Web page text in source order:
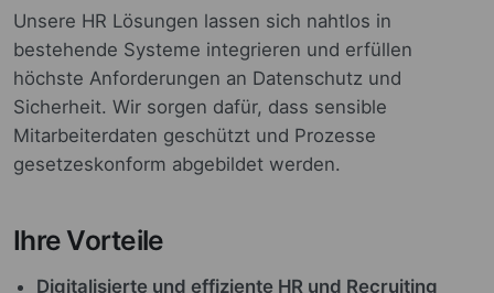
Unsere HR Lösungen lassen sich nahtlos in
bestehende Systeme integrieren und erfüllen
höchste Anforderungen an Datenschutz und
Sicherheit. Wir sorgen dafür, dass sensible
Mitarbeiterdaten geschützt und Prozesse
gesetzeskonform abgebildet werden.
Ihre Vorteile
Digitalisierte und effiziente HR und Recruiting